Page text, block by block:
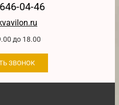
04-46
до 18.00
ЗВОНОК